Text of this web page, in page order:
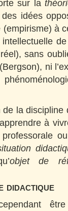
sur la
idées
à
sans
ni
la discipline
à
objet de
didactique